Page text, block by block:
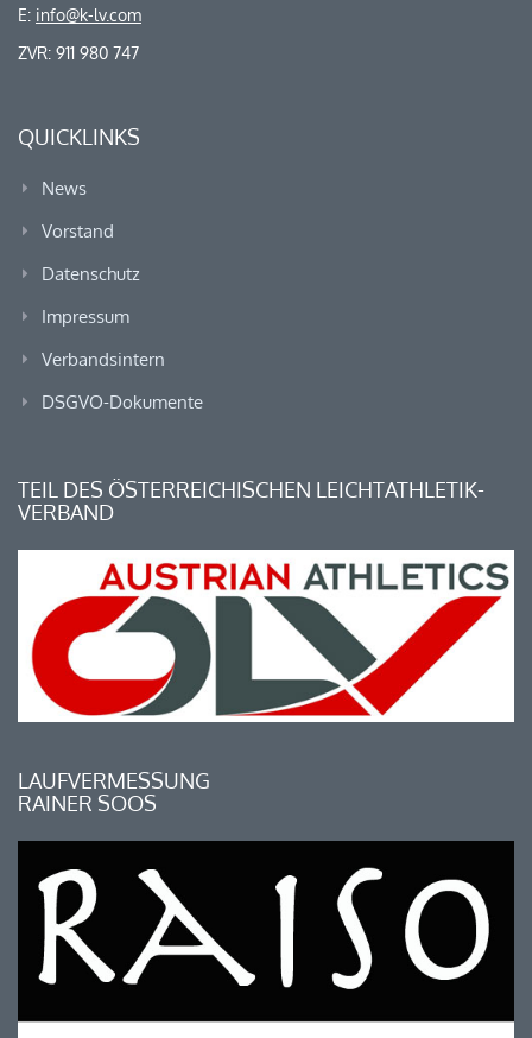
E: info@k-lv.com
ZVR: 911 980 747
QUICKLINKS
News
Vorstand
Datenschutz
Impressum
Verbandsintern
DSGVO-Dokumente
TEIL DES ÖSTERREICHISCHEN LEICHTATHLETIK-
VERBAND
LAUFVERMESSUNG
RAINER SOOS